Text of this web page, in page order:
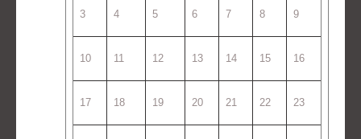
3 4 5 6 7 8 9
10 11 12 13 14 15 16
17 18 19 20 21 22 23